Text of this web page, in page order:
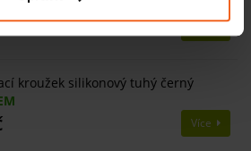
Více
kroužek silikonový tuhý černý
Více